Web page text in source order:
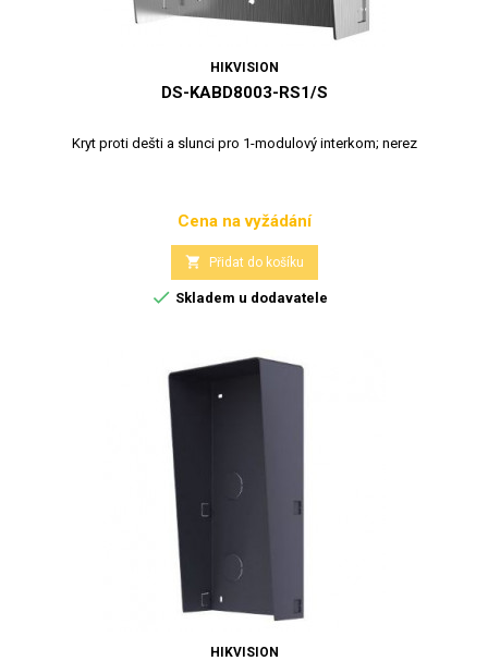
HIKVISION
DS-KABD8003-RS1/S
Kryt proti dešti a slunci pro 1-modulový interkom; nerez
Cena
Cena na vyžádání
 Přidat do košíku
 Skladem u dodavatele
HIKVISION